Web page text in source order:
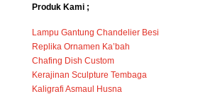
Produk Kami ;
Lampu Gantung Chandelier Besi
Replika Ornamen Ka’bah
Chafing Dish Custom
Kerajinan Sculpture Tembaga
Kaligrafi Asmaul Husna